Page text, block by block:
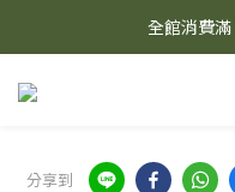
🌟 想知道現在有什
全館消費
🌟 想知道現在有什
分享到